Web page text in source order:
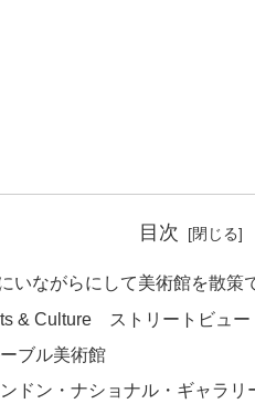
目次
いながらにして美術館を散策
& Culture ストリートビュー
ブル美術館
ドン・ナショナル・ギャラリ